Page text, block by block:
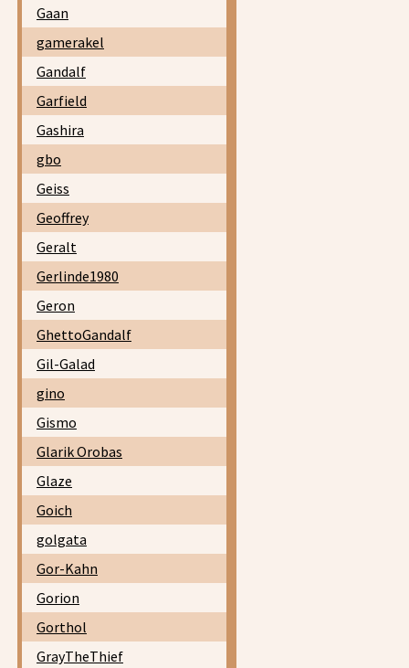
Gaan
gamerakel
Gandalf
Garfield
Gashira
gbo
Geiss
Geoffrey
Geralt
Gerlinde1980
Geron
GhettoGandalf
Gil-Galad
gino
Gismo
Glarik Orobas
Glaze
Goich
golgata
Gor-Kahn
Gorion
Gorthol
GrayTheThief